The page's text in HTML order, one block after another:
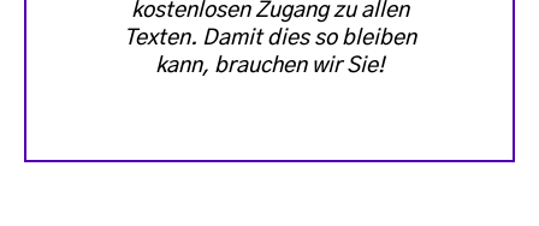
kostenlosen Zugang zu allen
Texten. Damit dies so bleiben
kann, brauchen wir Sie!